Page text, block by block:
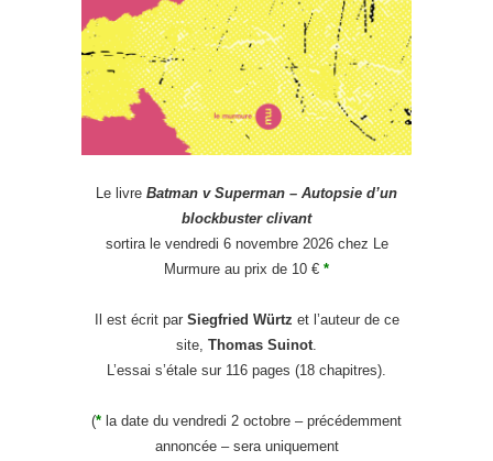
Le livre Batman v Superman – Autopsie d’un
blockbuster clivant
sortira le vendredi 6 novembre 2026 chez Le
Murmure au prix de 10 € *
Il est écrit par Siegfried Würtz et l’auteur de ce
site, Thomas Suinot
L’essai s’étale sur 116 pages (18 chapitres).
(* la date du vendredi 2 octobre – précédemment
annoncée – sera uniquement